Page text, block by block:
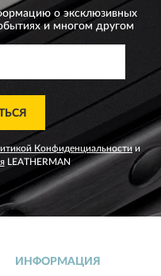
о эксклюзивных
и многом другом
Конфиденциальности и
LEATHERMAN
ИНФОРМАЦИЯ